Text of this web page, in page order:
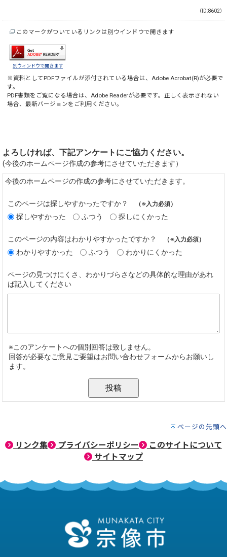
（ID:8602）
このマークがついているリンクは別ウインドウで開きます
別ウィンドウで開きます
※資料としてPDFファイルが添付されている場合は、Adobe Acrobat(R)が必要で
す。
PDF書類をご覧になる場合は、Adobe Readerが必要です。正しく表示されない
場合、最新バージョンをご利用ください。
ページの先頭へ
リンク集 プライバシーポリシー
このサイトについて
サイトマップ